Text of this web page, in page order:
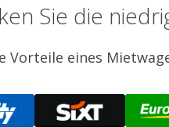
Sie die
Vorteile eines